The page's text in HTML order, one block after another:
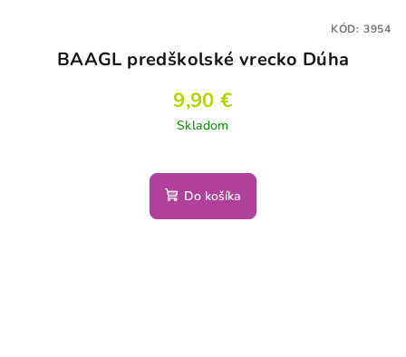
BAAGL predškolské vrecko Dúha
9,90 €
Skladom
Do košíka
KÓD: 3954